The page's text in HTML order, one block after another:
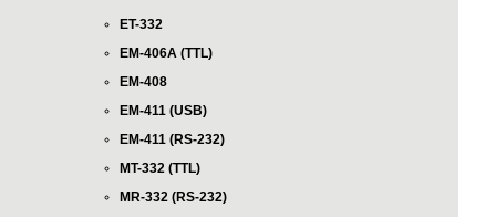
ET-332
EM-406A (TTL)
EM-408
EM-411 (USB)
EM-411 (RS-232)
MT-332 (TTL)
MR-332 (RS-232)